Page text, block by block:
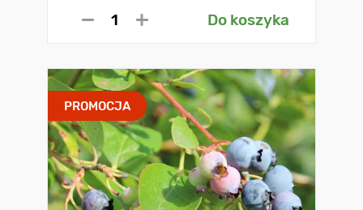
Do koszyka
PROMOCJA